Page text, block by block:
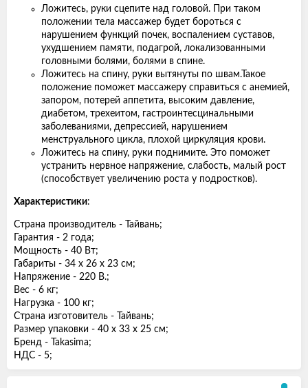
Ложитесь, руки сцепите над головой. При таком
положении тела массажер будет бороться с
нарушением функций почек, воспалением суставов,
ухудшением памяти, подагрой, локализованными
головными болями, болями в спине.
Ложитесь на спину, руки вытянуты по швам.Такое
положение поможет массажеру справиться с анемией,
запором, потерей аппетита, высоким давление,
диабетом, трехеитом, гастроинтесцинальными
заболеваниями, депрессией, нарушением
менструального цикла, плохой циркуляция крови.
Ложитесь на спину, руки поднимите. Это поможет
устранить нервное напряжение, слабость, малый рост
(способствует увеличению роста у подростков).
Характеристики:
Страна производитель - Тайвань;
Гарантия - 2 года;
Мощность - 40 Вт;
Габариты - 34 x 26 x 23 см;
Напряжение - 220 В.;
Вес - 6 кг;
Нагрузка - 100 кг;
Страна изготовитель - Тайвань;
Размер упаковки - 40 x 33 x 25 см;
Бренд - Takasima;
НДС - 5;